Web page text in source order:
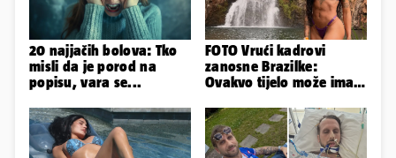
20 najjačih bolova: Tko
misli da je porod na
popisu, vara se...
FOTO Vrući kadrovi
zanosne Brazilke:
Ovakvo tijelo može imati